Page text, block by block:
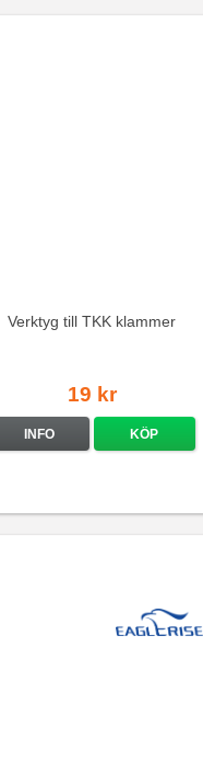
Verktyg till TKK klammer
19 kr
INFO KÖP